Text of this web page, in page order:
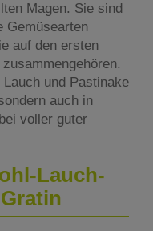
Magen. Sie sind
Gemüsearten
auf den ersten
und Pastinake
auch in
voller guter
Lauch-